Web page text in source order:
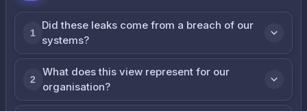
1
Did these leaks come from a breach of our
systems?
2
What does this view represent for our
organisation?